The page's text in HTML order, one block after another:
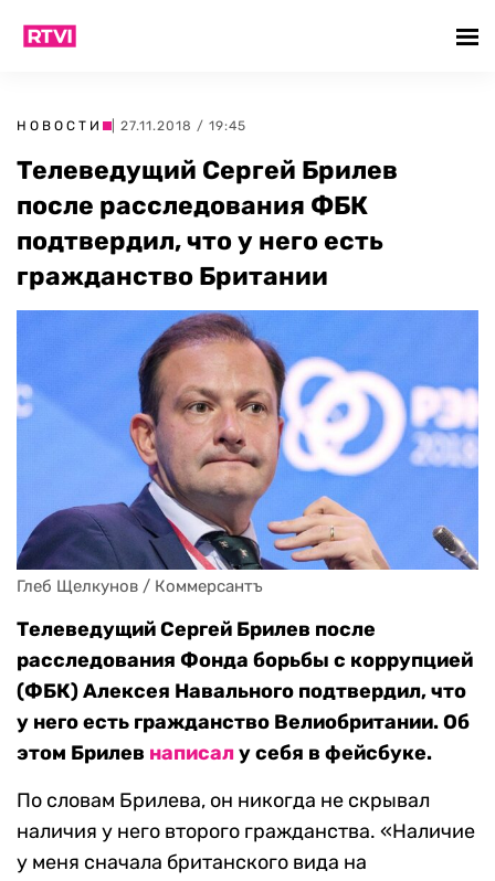
НОВОСТИ | 27.11.2018 / 19:45
Телеведущий Сергей Брилев
после расследования ФБК
подтвердил, что у него есть
гражданство Британии
Глеб Щелкунов / Коммерсантъ
Телеведущий Сергей Брилев после
расследования Фонда борьбы с коррупцией
(ФБК) Алексея Навального подтвердил, что
у него есть гражданство Велиобритании. Об
этом Брилев написалу себя в фейсбуке.
По словам Брилева, он никогда не скрывал
наличия у него второго гражданства. «Наличие
у меня сначала британского вида на